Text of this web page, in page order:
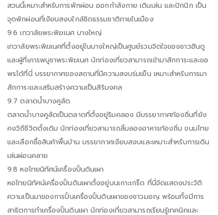
สวนนี้เหมาะสำหรับการพักผ่อน ออกกำลังกาย เดินเล่น และปิกนิก เป็น
จุดพักผ่อนที่เงียบสงบใกล้ชิดธรรมชาติภายในเมือง
9.6 เทวาลัยพระพิฆเนศ บางใหญ่
เทวาลัยพระพิฆเนศที่ตั้งอยู่ในบางใหญ่เป็นศูนย์รวมจิตใจของชาวฮินดู
และผู้ที่เคารพบูชาพระพิฆเนศ นักท่องเที่ยวสามารถเข้ามาสักการะและขอ
พรได้ที่นี่ บรรยากาศของสถานที่มีความสงบร่มเย็น เหมาะสำหรับการมา
สักการะและเสริมสร้างความเป็นสิริมงคล
9.7 ตลาดน้ำบางคูลัด
ตลาดน้ำบางคูลัดเป็นตลาดที่ตั้งอยู่ริมคลอง มีบรรยากาศท้องถิ่นที่ยัง
คงวิถีชีวิตดั้งเดิม นักท่องเที่ยวสามารถลิ้มลองอาหารท้องถิ่น ขนมไทย
และเลือกซื้อสินค้าพื้นบ้าน บรรยากาศเงียบสงบและเหมาะสำหรับการเดิน
เล่นผ่อนคลาย
9.8 หอไทยนิทัศน์เครื่องปั้นดินเผา
หอไทยนิทัศน์เครื่องปั้นดินเผาตั้งอยู่บนเกาะเกร็ด ที่นี่จัดแสดงประวัติ
ความเป็นมาของการปั้นเครื่องปั้นดินเผาของชาวมอญ พร้อมทั้งมีการ
สาธิตการทำเครื่องปั้นดินเผา นักท่องเที่ยวสามารถเรียนรู้เทคนิคและ